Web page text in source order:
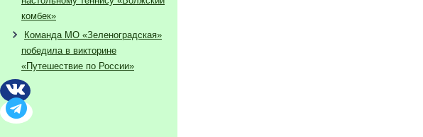
комбек»
Команда МО «Зеленоградская»
победила в викторине
«Путешествие по России»